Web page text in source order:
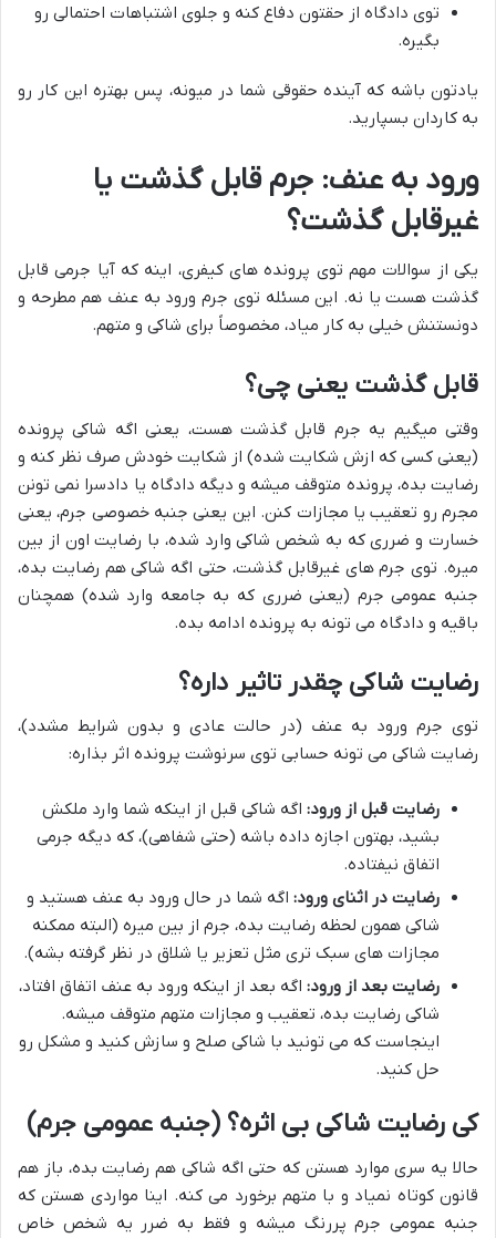
توی دادگاه از حقتون دفاع کنه و جلوی اشتباهات احتمالی رو
بگیره.
یادتون باشه که آینده حقوقی شما در میونه، پس بهتره این کار رو
به کاردان بسپارید.
ورود به عنف: جرم قابل گذشت یا
غیرقابل گذشت؟
یکی از سوالات مهم توی پرونده های کیفری، اینه که آیا جرمی قابل
گذشت هست یا نه. این مسئله توی جرم ورود به عنف هم مطرحه و
دونستنش خیلی به کار میاد، مخصوصاً برای شاکی و متهم.
قابل گذشت یعنی چی؟
وقتی میگیم یه جرم قابل گذشت هست، یعنی اگه شاکی پرونده
(یعنی کسی که ازش شکایت شده) از شکایت خودش صرف نظر کنه و
رضایت بده، پرونده متوقف میشه و دیگه دادگاه یا دادسرا نمی تونن
مجرم رو تعقیب یا مجازات کنن. این یعنی جنبه خصوصی جرم، یعنی
خسارت و ضرری که به شخص شاکی وارد شده، با رضایت اون از بین
میره. توی جرم های غیرقابل گذشت، حتی اگه شاکی هم رضایت بده،
جنبه عمومی جرم (یعنی ضرری که به جامعه وارد شده) همچنان
باقیه و دادگاه می تونه به پرونده ادامه بده.
رضایت شاکی چقدر تاثیر داره؟
توی جرم ورود به عنف (در حالت عادی و بدون شرایط مشدد)،
رضایت شاکی می تونه حسابی توی سرنوشت پرونده اثر بذاره:
رضایت قبل از ورود: اگه شاکی قبل از اینکه شما وارد ملکش
بشید، بهتون اجازه داده باشه (حتی شفاهی)، که دیگه جرمی
اتفاق نیفتاده.
رضایت در اثنای ورود: اگه شما در حال ورود به عنف هستید و
شاکی همون لحظه رضایت بده، جرم از بین میره (البته ممکنه
مجازات های سبک تری مثل تعزیر یا شلاق در نظر گرفته بشه).
رضایت بعد از ورود: اگه بعد از اینکه ورود به عنف اتفاق افتاد،
شاکی رضایت بده، تعقیب و مجازات متهم متوقف میشه.
اینجاست که می تونید با شاکی صلح و سازش کنید و مشکل رو
حل کنید.
کی رضایت شاکی بی اثره؟ (جنبه عمومی جرم)
حالا یه سری موارد هستن که حتی اگه شاکی هم رضایت بده، باز هم
قانون کوتاه نمیاد و با متهم برخورد می کنه. اینا مواردی هستن که
جنبه عمومی جرم پررنگ میشه و فقط به ضرر یه شخص خاص